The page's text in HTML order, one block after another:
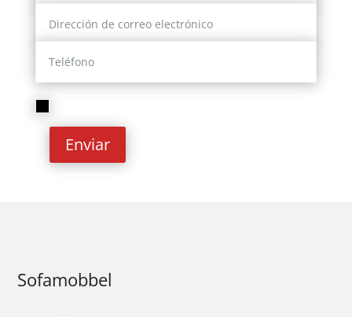
Enviar
Sofamobbel